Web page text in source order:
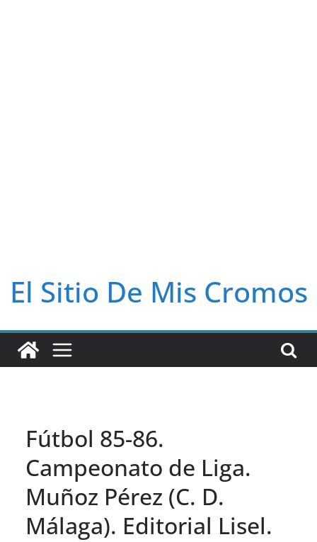
El Sitio De Mis Cromos
Fútbol 85-86.
Campeonato de Liga.
Muñoz Pérez (C. D.
Málaga). Editorial Lisel.